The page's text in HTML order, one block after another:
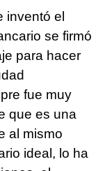
inventó el
se firmó
para hacer
fue muy
que es una
al mismo
ideal, lo ha